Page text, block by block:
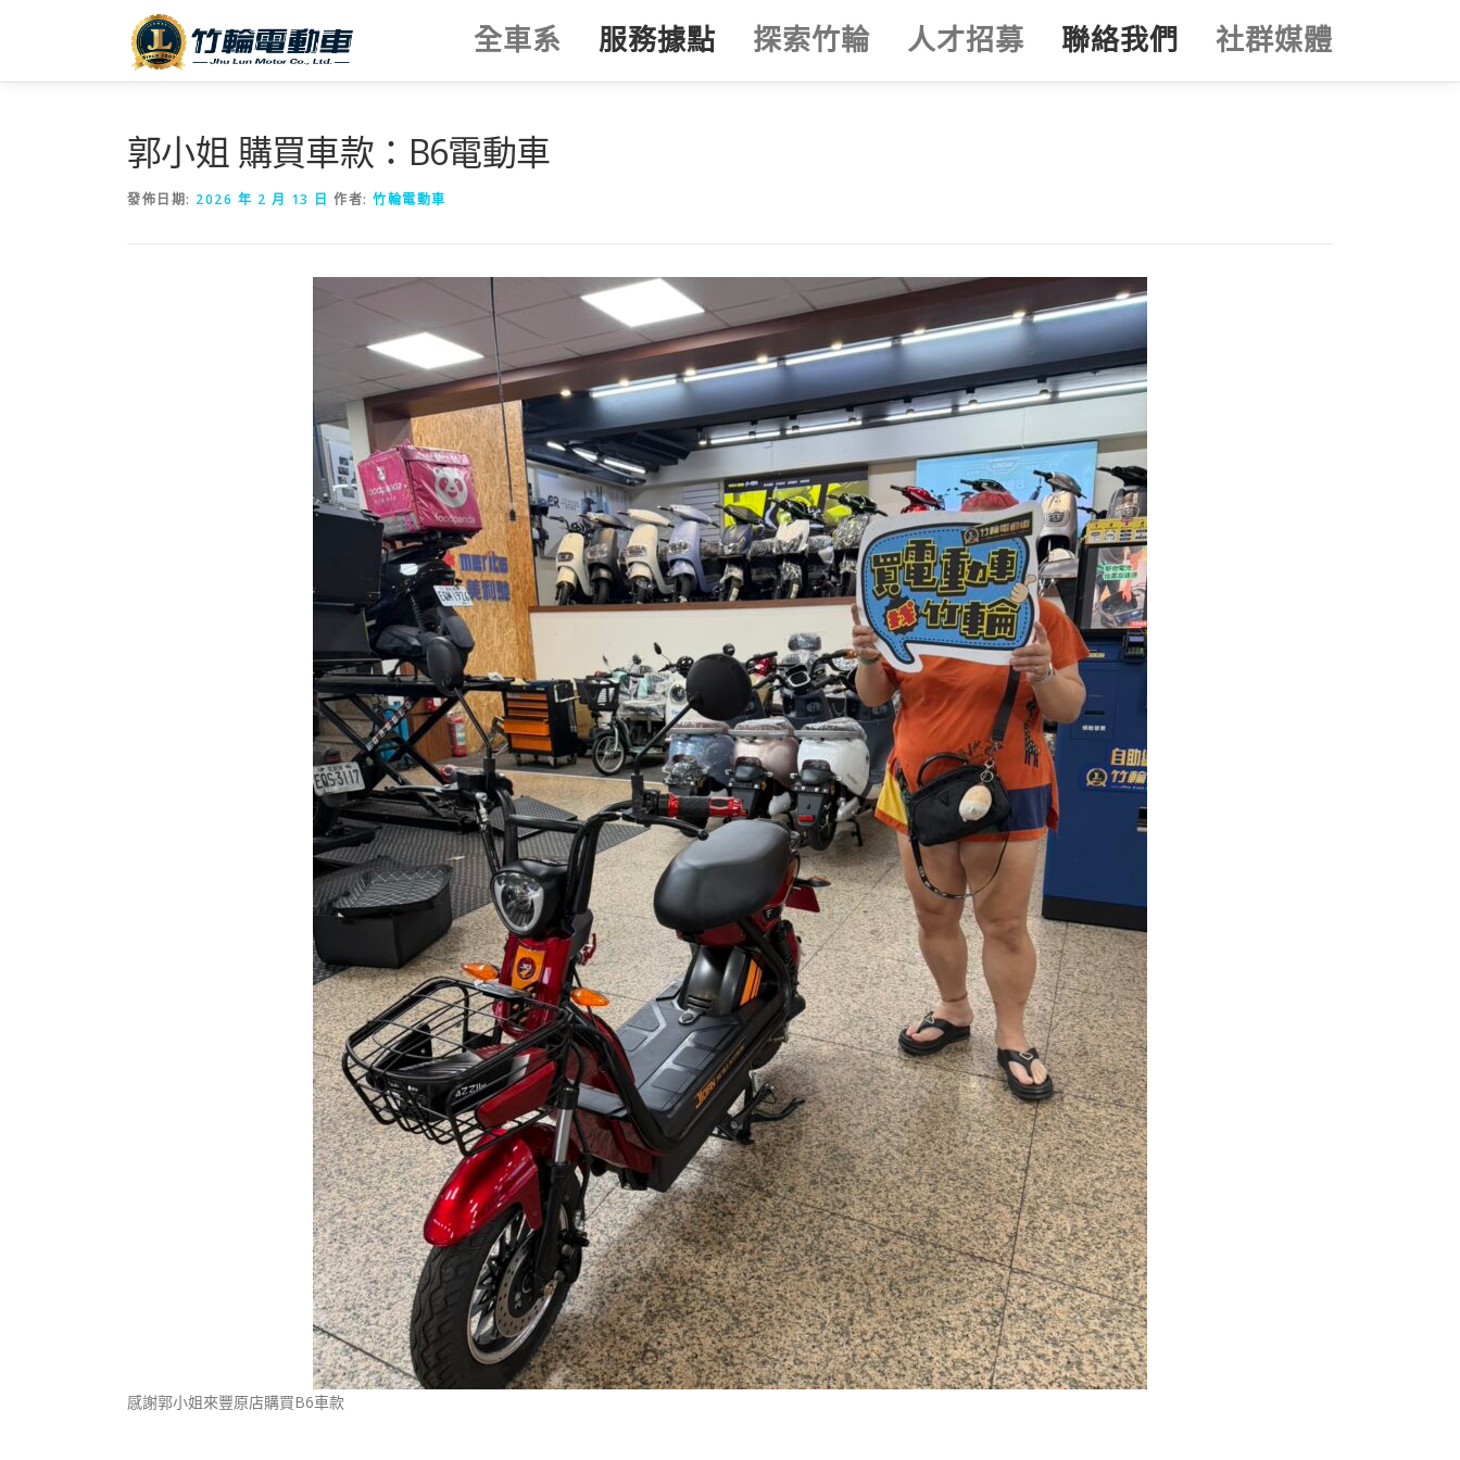
要
全車系 服務據點 探索竹輪 人才招募 聯絡我們 社群媒體
郭小姐 購買車款：B6電動車
發佈日期: 2026 年 2 月 13 日 作者: 竹輪電動車
感謝郭小姐來豐原店購買B6車款